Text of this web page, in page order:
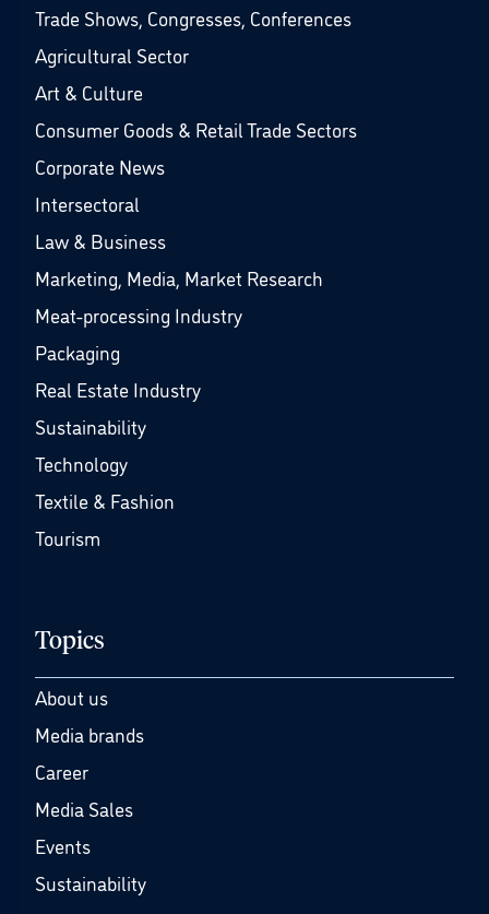
Trade Shows, Congresses, Conferences
Agricultural Sector
Art & Culture
Consumer Goods & Retail Trade Sectors
Corporate News
Intersectoral
Law & Business
Marketing, Media, Market Research
Meat-processing Industry
Packaging
Real Estate Industry
Sustainability
Technology
Textile & Fashion
Tourism
Topics
About us
Media brands
Career
Media Sales
Events
Sustainability